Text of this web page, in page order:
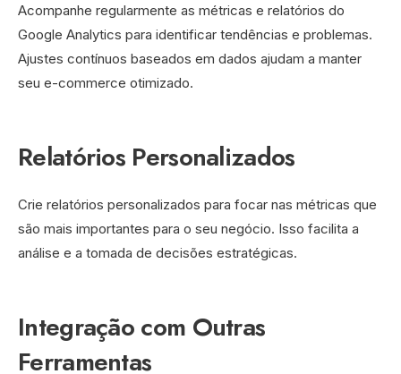
Acompanhe regularmente as métricas e relatórios do
Google Analytics para identificar tendências e problemas.
Ajustes contínuos baseados em dados ajudam a manter
seu e-commerce otimizado.
Relatórios Personalizados
Crie relatórios personalizados para focar nas métricas que
são mais importantes para o seu negócio. Isso facilita a
análise e a tomada de decisões estratégicas.
Integração com Outras
Ferramentas